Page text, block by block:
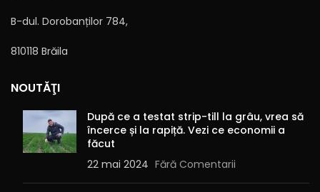
Alternative:
B-dul. Dorobanților 784,
810118 Brăila
NOUTĂŢI
După ce a testat strip-till la grâu, vrea să
încerce și la rapiță. Vezi ce economii a
făcut
22 mai 2024 Fără Comentarii